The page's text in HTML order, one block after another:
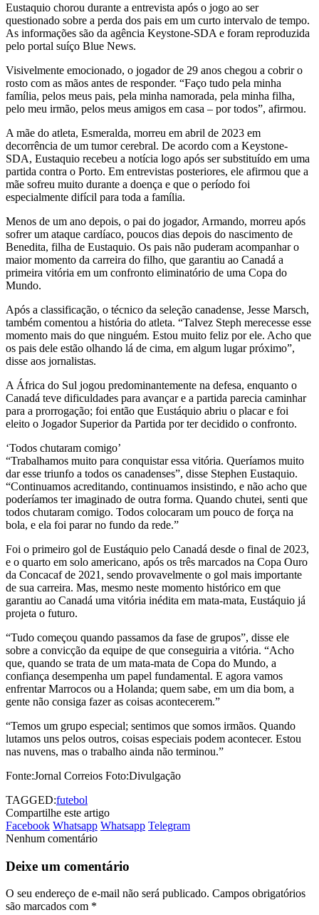
Eustaquio chorou durante a entrevista após o jogo ao ser
questionado sobre a perda dos pais em um curto intervalo de tempo.
As informações são da agência Keystone-SDA e foram reproduzida
pelo portal suíço Blue News.
Visivelmente emocionado, o jogador de 29 anos chegou a cobrir o
rosto com as mãos antes de responder. “Faço tudo pela minha
família, pelos meus pais, pela minha namorada, pela minha filha,
pelo meu irmão, pelos meus amigos em casa – por todos”, afirmou.
A mãe do atleta, Esmeralda, morreu em abril de 2023 em
decorrência de um tumor cerebral. De acordo com a Keystone-
SDA, Eustaquio recebeu a notícia logo após ser substituído em uma
partida contra o Porto. Em entrevistas posteriores, ele afirmou que a
mãe sofreu muito durante a doença e que o período foi
especialmente difícil para toda a família.
Menos de um ano depois, o pai do jogador, Armando, morreu após
sofrer um ataque cardíaco, poucos dias depois do nascimento de
Benedita, filha de Eustaquio. Os pais não puderam acompanhar o
maior momento da carreira do filho, que garantiu ao Canadá a
primeira vitória em um confronto eliminatório de uma Copa do
Mundo.
Após a classificação, o técnico da seleção canadense, Jesse Marsch,
também comentou a história do atleta. “Talvez Steph merecesse esse
momento mais do que ninguém. Estou muito feliz por ele. Acho que
os pais dele estão olhando lá de cima, em algum lugar próximo”,
disse aos jornalistas.
A África do Sul jogou predominantemente na defesa, enquanto o
Canadá teve dificuldades para avançar e a partida parecia caminhar
para a prorrogação; foi então que Eustáquio abriu o placar e foi
eleito o Jogador Superior da Partida por ter decidido o confronto.
‘Todos chutaram comigo’
“Trabalhamos muito para conquistar essa vitória. Queríamos muito
dar esse triunfo a todos os canadenses”, disse Stephen Eustaquio.
“Continuamos acreditando, continuamos insistindo, e não acho que
poderíamos ter imaginado de outra forma. Quando chutei, senti que
todos chutaram comigo. Todos colocaram um pouco de força na
bola, e ela foi parar no fundo da rede.”
Foi o primeiro gol de Eustáquio pelo Canadá desde o final de 2023,
e o quarto em solo americano, após os três marcados na Copa Ouro
da Concacaf de 2021, sendo provavelmente o gol mais importante
de sua carreira. Mas, mesmo neste momento histórico em que
garantiu ao Canadá uma vitória inédita em mata-mata, Eustáquio já
projeta o futuro.
“Tudo começou quando passamos da fase de grupos”, disse ele
sobre a convicção da equipe de que conseguiria a vitória. “Acho
que, quando se trata de um mata-mata de Copa do Mundo, a
confiança desempenha um papel fundamental. E agora vamos
enfrentar Marrocos ou a Holanda; quem sabe, em um dia bom, a
gente não consiga fazer as coisas acontecerem.”
“Temos um grupo especial; sentimos que somos irmãos. Quando
lutamos uns pelos outros, coisas especiais podem acontecer. Estou
nas nuvens, mas o trabalho ainda não terminou.”
Fonte:Jornal Correios Foto:Divulgação
TAGGED:futebol
Compartilhe este artigo
Facebook Whatsapp Whatsapp Telegram
Nenhum comentário
Deixe um comentário
O seu endereço de e-mail não será publicado. Campos obrigatórios
são marcados com *